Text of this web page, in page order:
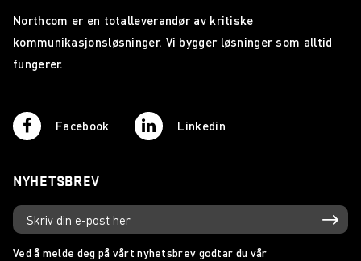
Northcom er en totalleverandør av kritiske
kommunikasjonsløsninger. Vi bygger løsninger som alltid
fungerer.
Facebook Linkedin
NYHETSBREV
Ved å melde deg på vårt nyhetsbrev godtar du vår